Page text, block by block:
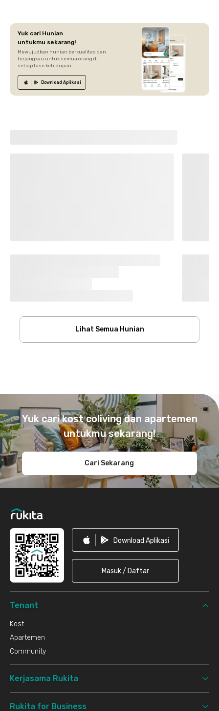
Yuk cari Hunian
untukmu sekarang!
Mewujudkan hunian berkualitas dan
terjangkau untuk semua orang di
setiap fase kehidupan.
Download Aplikasi
Lihat Semua Hunian
Yuk cari kost coliving dan apartemen
untukmu sekarang!
Cari Sekarang
Download Aplikasi
Masuk / Daftar
Tenant
Kost
Apartemen
Community
Kerjasama Rukita
Rukita for Business